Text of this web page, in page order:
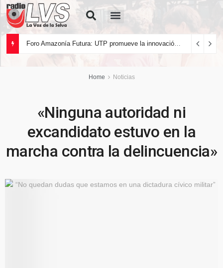
Home Noticias
«Ninguna autoridad ni
excandidato estuvo en la
marcha contra la delincuencia»